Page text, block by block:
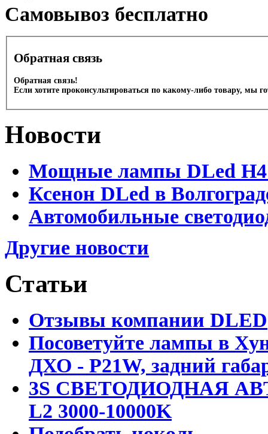
Cамовывоз бесплатно
Обратная связь
Обратная связь!
Если хотите проконсультироваться по какому-либо товару, мы
Новости
Мощные лампы DLed H4
Ксенон DLed в
Автомобильные
Другие новости
Статьи
Отзывы компании DLED
Посоветуйте лампы в
ДХО - P21W, задний
3S СВЕТОДИОДНАЯ
L2 3000-10000K